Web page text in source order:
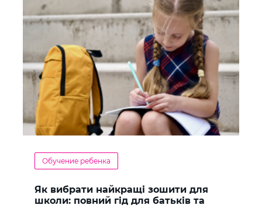
Обучение ребенка
Як вибрати найкращі зошити для
школи: повний гід для батьків та